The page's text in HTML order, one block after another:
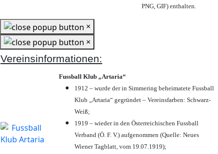
PNG, GIF) enthalten.
×
×
Vereinsinformationen:
Fussball Klub „Artaria“
1912 – wurde der in Simmering beheimatete Fussball
Klub „Artaria“ gegründet – Vereinsfarben: Schwarz-
Weiß;
1919 – wieder in den Österreichischen Fussball
Verband (Ö. F. V.) aufgenommen (Quelle: Neues
Wiener Tagblatt, vom 19.07.1919);